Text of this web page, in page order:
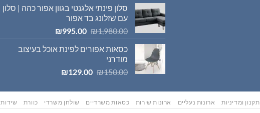
היה:
₪799.00.
הוא:
סלון פינתי אלגנטי בגוון אפור כהה | סלון
עם שזלונג בד אפור
₪1,980.00
המחיר
היה:
₪995.00
המחיר
הוא:
כסאות אפורים לפינת אוכל בעיצוב
מודרני
₪150.00
המחיר
היה:
₪150.00.
₪129.00
המחיר
הוא:
₪129.00.
תקנון ומדיניות ארונות נעליים ארונות שירות כסאות משרדיים שולחן משרדי כוורת שידות